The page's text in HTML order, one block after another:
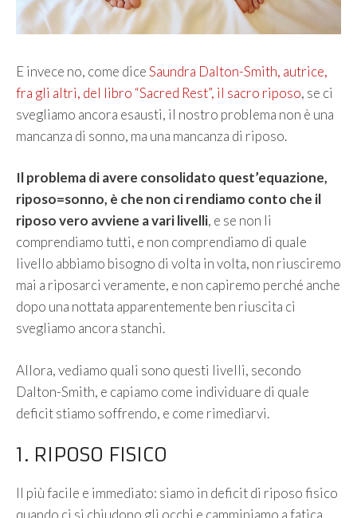
E invece no, come diceSaundra Dalton-Smith, autrice,
fra gli altri, del libro “Sacred Rest”, il sacro riposo, se ci
svegliamo ancora esausti, il nostro problema non è una
mancanza di sonno, ma una mancanza di riposo.
Il problema di avere consolidato quest’equazione,
riposo=sonno, è che non ci rendiamo conto che il
riposo vero avviene a vari livelli, e se non li
comprendiamo tutti, e non comprendiamo di quale
livello abbiamo bisogno di volta in volta, non riusciremo
mai a riposarci veramente, e non capiremo perché anche
dopo una nottata apparentemente ben riuscita ci
svegliamo ancora stanchi.
Allora, vediamo quali sono questi livelli, secondo
Dalton-Smith, e capiamo come individuare di quale
deficit stiamo soffrendo, e come rimediarvi.
1. RIPOSO FISICO
Il più facile e immediato: siamo in deficit di riposo fisico
quando ci si chiudono gli occhi e camminiamo a fatica.